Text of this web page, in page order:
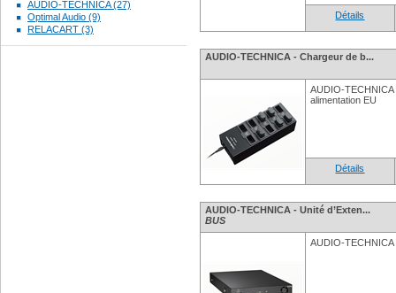
AUDIO-TECHNICA (27)
Optimal Audio (9)
RELACART (3)
Détails
AUDIO-TECHNICA - Chargeur de b...
AUDIO-
alimentation EU
Détails
AUDIO-TECHNICA - Unité d’Exten...
BUS
AUDIO-TECHNICA